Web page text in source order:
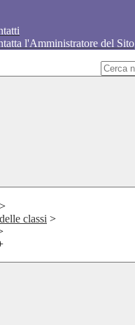
l'Amministratore del Sito
>
classi >